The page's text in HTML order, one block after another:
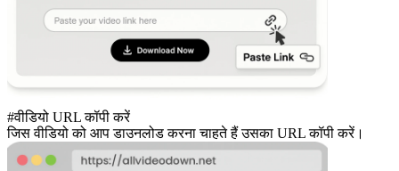
#वीडियो URL कॉपी करें
जिस वीडियो को आप डाउनलोड करना चाहते हैं उसका URL कॉपी करें।